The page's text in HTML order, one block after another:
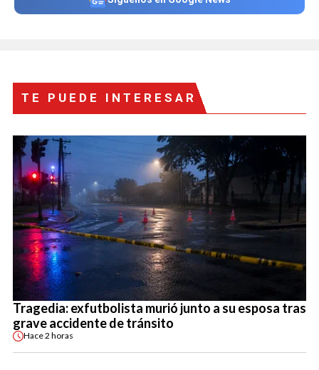
TE PUEDE INTERESAR
Tragedia: exfutbolista murió junto a su esposa tras
grave accidente de tránsito
Hace2 horas